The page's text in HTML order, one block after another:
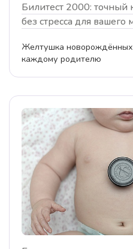
Билитест 2000: точный
без стресса для вашего
Желтушка
каждому родителю